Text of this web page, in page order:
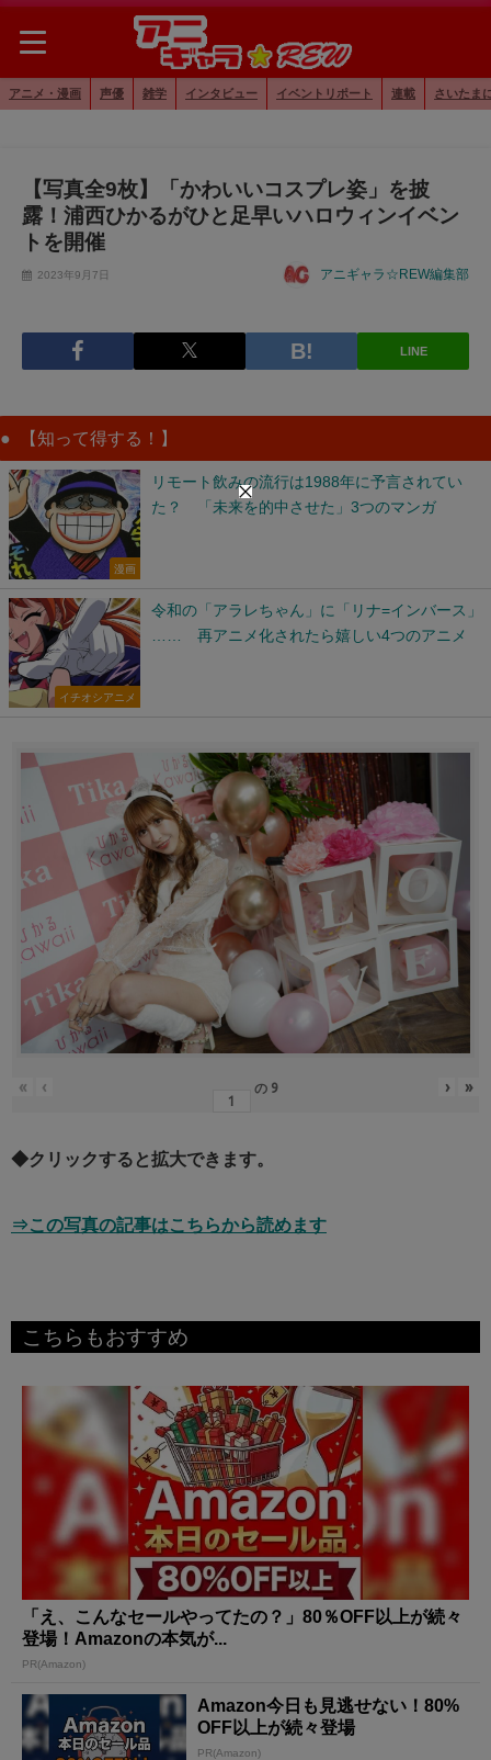
アニメ・漫画 声優 雑学 インタビュー イベントリポート 連載 さいたま
【写真全9枚】「かわいいコスプレ姿」を披
露！浦西ひかるがひと足早いハロウィンイベン
トを開催
2023年9月7日 アニギャラ☆REW編集部
LINE
【知って得する！】
漫画
リモート飲みの流行は1988年に予言されてい
た？ 「未来を的中させた」3つのマンガ
イチオシアニメ
令和の「アラレちゃん」に「リナ=インバース」
…… 再アニメ化されたら嬉しい4つのアニメ
« ‹ の 9 › »
◆クリックすると拡大できます。
⇒この写真の記事はこちらから読めます
こちらもおすすめ
「え、こんなセールやってたの？」80％OFF以上が続々
登場！Amazonの本気が...
PR(Amazon)
Amazon今日も見逃せない！80%
OFF以上が続々登場
PR(Amazon)